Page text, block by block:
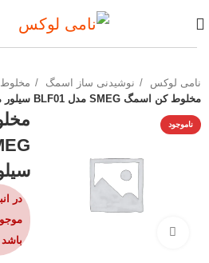
نامی لوکس نوشیدنی ساز اسمگ
مخلوط کن اسمگ SMEG مدل BLF01 سیلور مات
ناموجود
برای بزرگنمایی کلیک کنید
در
باشد